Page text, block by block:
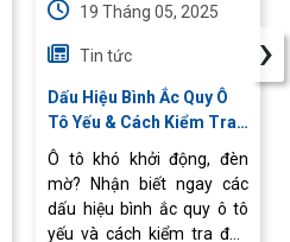
19 Tháng 05, 2025
Tin tức
Dấu Hiệu Bình Ắc Quy Ô
Tô Yếu & Cách Kiểm Tra
Nhanh Tại Nhà
Ô tô khó khởi động, đèn
mờ? Nhận biết ngay các
dấu hiệu bình ắc quy ô tô
yếu và cách kiểm tra đơn
›